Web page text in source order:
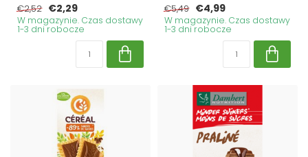
€2,52 €2,29
W magazynie. Czas dostawy
1-3 dni robocze
€5,49 €4,99
W magazynie. Czas dostawy
1-3 dni robocze